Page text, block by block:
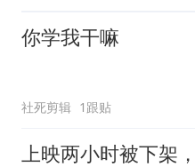
你学我干嘛
社死剪辑 1跟贴
上映两小时被下架